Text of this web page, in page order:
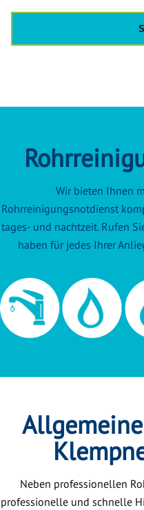
Wir bieten Ihnen
Rohrreinigungsnotdienst
tages- und nachtzeit. Rufen
haben für jedes Ihrer
Neben professionellen
professionelle und schnelle